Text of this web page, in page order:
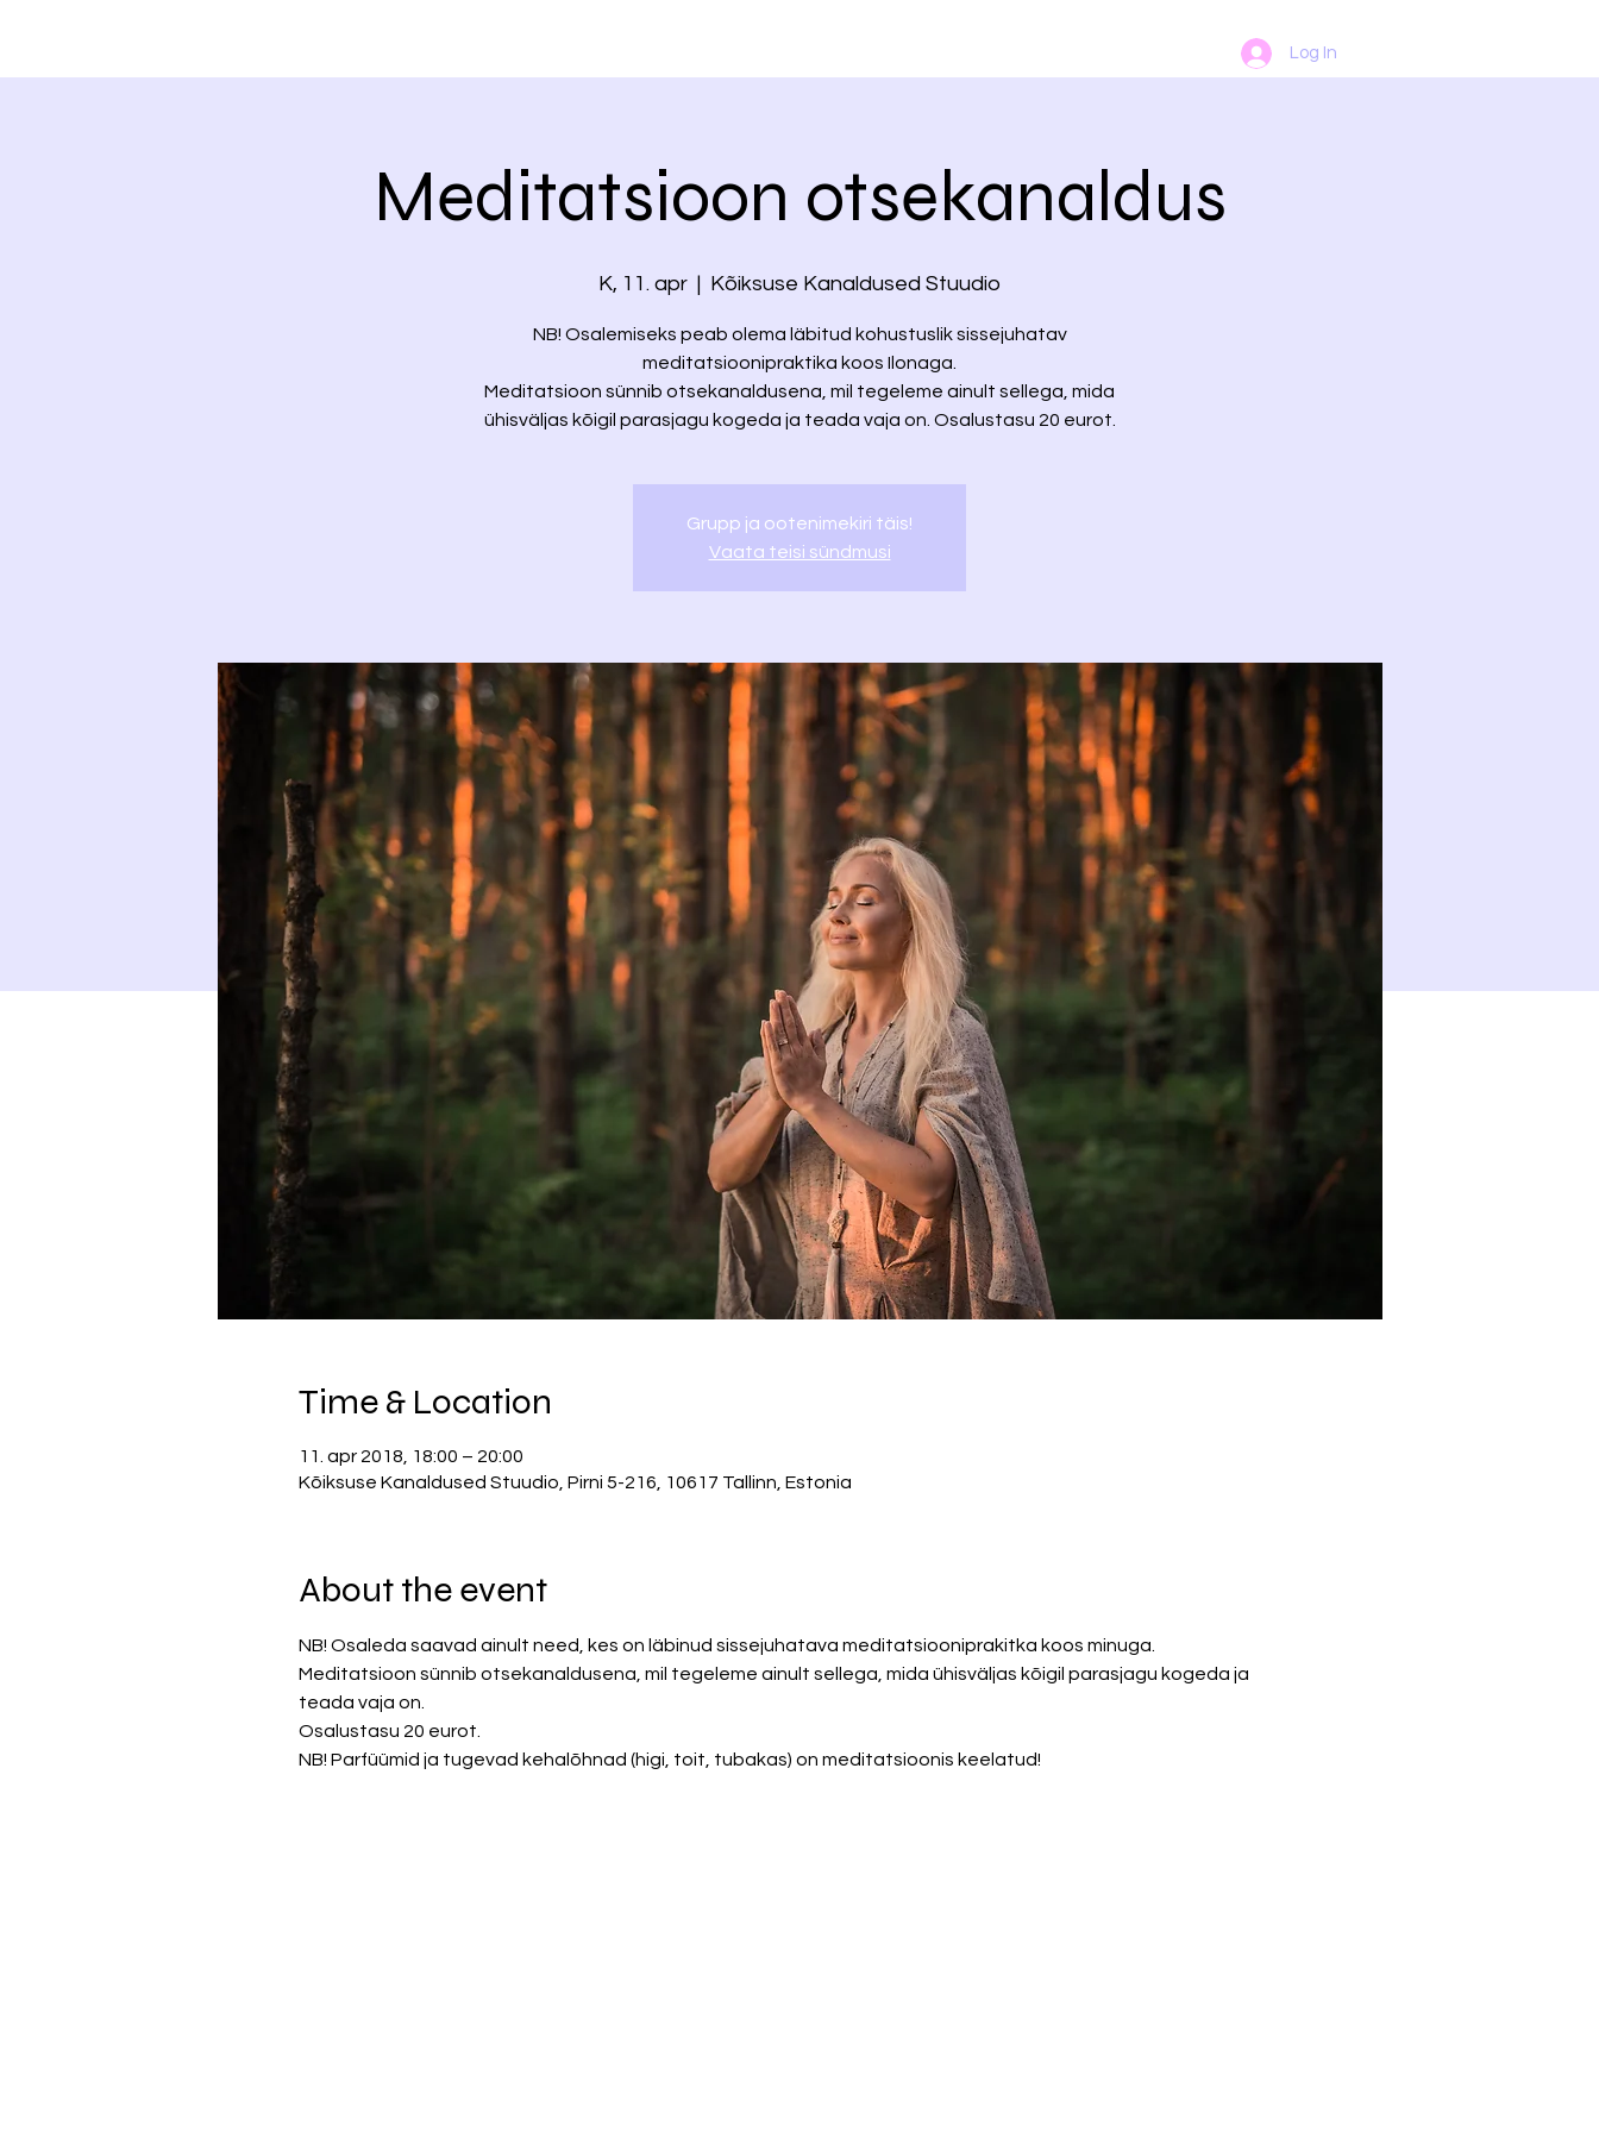
Log In
Meditatsioon otsekanaldus
K, 11. apr
  |
Kõiksuse Kanaldused Stuudio
NB! Osalemiseks peab olema läbitud kohustuslik sissejuhatav
meditatsioonipraktika koos Ilonaga.
Meditatsioon sünnib otsekanaldusena, mil tegeleme ainult sellega, mida
ühisväljas kõigil parasjagu kogeda ja teada vaja on. Osalustasu 20 eurot.
Grupp ja ootenimekiri täis!
Vaata teisi sündmusi
Time & Location
11. apr 2018, 18:00 – 20:00
Kõiksuse Kanaldused Stuudio, Pirni 5-216, 10617 Tallinn, Estonia
About the event
NB! Osaleda saavad ainult need, kes on läbinud sissejuhatava meditatsiooniprakitka koos minuga.
Meditatsioon sünnib otsekanaldusena, mil tegeleme ainult sellega, mida ühisväljas kõigil parasjagu kogeda ja
teada vaja on.
Osalustasu 20 eurot.
NB! Parfüümid ja tugevad kehalõhnad (higi, toit, tubakas) on meditatsioonis keelatud!